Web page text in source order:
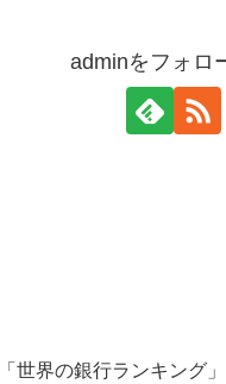
adminをフォロ
世界の銀行ランキング